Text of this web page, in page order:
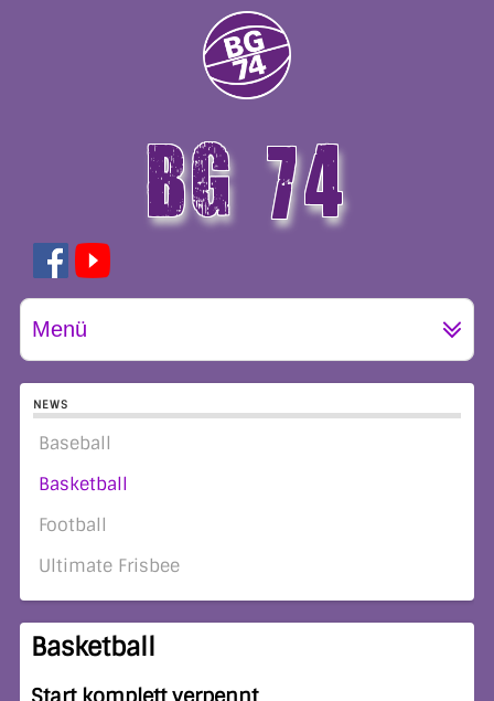
BG 74
GÖTTINGEN
Menü
NEWS
Baseball
Basketball
Football
Ultimate Frisbee
Basketball